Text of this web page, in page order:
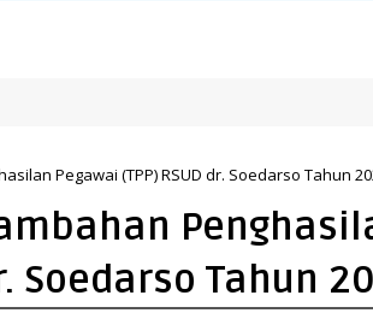
Pegawai (TPP) RSUD dr. Soedarso Tahun
Soedarso Tahun